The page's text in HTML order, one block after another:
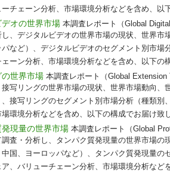
チェーン分析、市場環境分析などを含め、以
オの世界市場 本調査レポート（Global
、デジタルビデオの世界市場の現状、世界
など）、デジタルビデオのセグメント別市
ーン分析、市場環境分析などを含め、以下の
世界市場 本調査レポート（Global
写リングの世界市場の現状、世界市場動向
接写リングのセグメント別市場分析（種類
環境分析などを含め、以下の構成でお届け致
発現量の世界市場 本調査レポート（Global
査・分析し、タンパク質発現量の世界市場
国、ヨーロッパなど）、タンパク質発現量
、バリューチェーン分析、市場環境分析など